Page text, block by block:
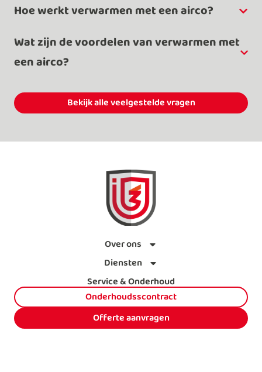
Hoe werkt verwarmen met een airco?
Wat zijn de voordelen van verwarmen met
een airco?
Bekijk alle veelgestelde vragen
Over ons
Diensten
Service & Onderhoud
Onderhoudsscontract
Offerte aanvragen